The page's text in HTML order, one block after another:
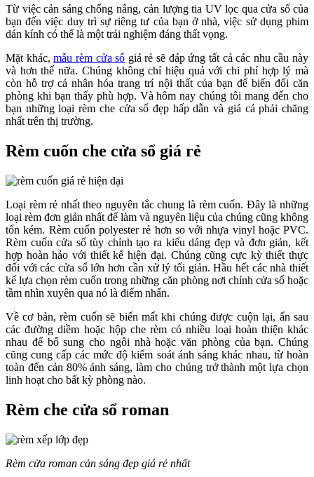
Từ việc cản sáng chống nắng, cản lượng tia UV lọc qua cửa sổ của
bạn đến việc duy trì sự riêng tư của bạn ở nhà, việc sử dụng phim
dán kính có thể là một trải nghiệm đáng thất vọng.
Mặt khác,mẫu rèm cửa sổ giá rẻ sẽ đáp ứng tất cả các nhu cầu này
và hơn thế nữa. Chúng không chỉ hiệu quả với chi phí hợp lý mà
còn hỗ trợ cá nhân hóa trang trí nội thất của bạn để biến đổi căn
phòng khi bạn thấy phù hợp. Và hôm nay chúng tôi mang đến cho
bạn những loại rèm che cửa sổ đẹp hấp dẫn và giá cả phải chăng
nhất trên thị trường.
Rèm cuốn che cửa sổ giá rẻ
Loại rèm rẻ nhất theo nguyên tắc chung là rèm cuốn. Đây là những
loại rèm đơn giản nhất để làm và nguyên liệu của chúng cũng không
tốn kém. Rèm cuốn polyester rẻ hơn so với nhựa vinyl hoặc PVC.
Rèm cuốn cửa sổ tùy chỉnh tạo ra kiểu dáng đẹp và đơn giản, kết
hợp hoàn hảo với thiết kế hiện đại. Chúng cũng cực kỳ thiết thực
đối với các cửa sổ lớn hơn cần xử lý tối giản. Hầu hết các nhà thiết
kế lựa chọn rèm cuốn trong những căn phòng nơi chính cửa sổ hoặc
tầm nhìn xuyên qua nó là điểm nhấn.
Về cơ bản, rèm cuốn sẽ biến mất khi chúng được cuộn lại, ẩn sau
các đường diềm hoặc hộp che rèm có nhiều loại hoàn thiện khác
nhau để bổ sung cho ngôi nhà hoặc văn phòng của bạn. Chúng
cũng cung cấp các mức độ kiểm soát ánh sáng khác nhau, từ hoàn
toàn đến cản 80% ánh sáng, làm cho chúng trở thành một lựa chọn
linh hoạt cho bất kỳ phòng nào.
Rèm che cửa sổ roman
Rèm cửa roman cản sáng đẹp giá rẻ nhất